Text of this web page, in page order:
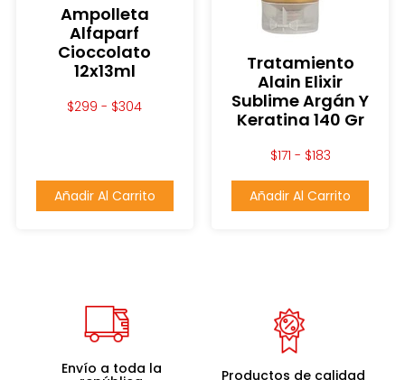
Ampolleta
Alfaparf
Cioccolato
12x13ml
$299 - $304
Añadir Al Carrito
Tratamiento
Alain Elixir
Sublime Argán Y
Keratina 140 Gr
$171 - $183
Añadir Al Carrito
Envío a toda la Productos de calidad